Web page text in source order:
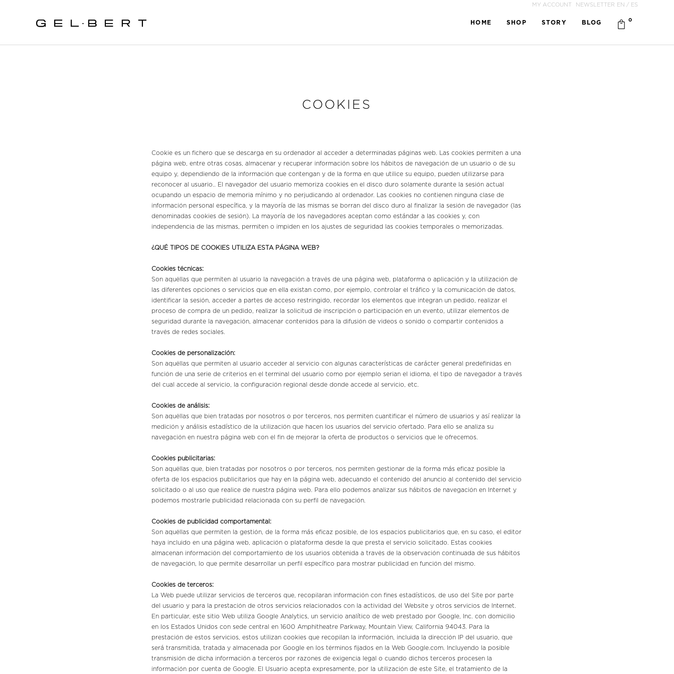
EN / ES
MY ACCOUNT NEWSLETTER
HOME SHOP STORY BLOG 0
COOKIES
Cookie es un fichero que se descarga en su ordenador al acceder a determinadas páginas web. Las cookies permiten a una
página web, entre otras cosas, almacenar y recuperar información sobre los hábitos de navegación de un usuario o de su
equipo y, dependiendo de la información que contengan y de la forma en que utilice su equipo, pueden utilizarse para
reconocer al usuario.. El navegador del usuario memoriza cookies en el disco duro solamente durante la sesión actual
ocupando un espacio de memoria mínimo y no perjudicando al ordenador. Las cookies no contienen ninguna clase de
información personal específica, y la mayoría de las mismas se borran del disco duro al finalizar la sesión de navegador (las
denominadas cookies de sesión). La mayoría de los navegadores aceptan como estándar a las cookies y, con
independencia de las mismas, permiten o impiden en los ajustes de seguridad las cookies temporales o memorizadas.
¿QUÉ TIPOS DE COOKIES UTILIZA ESTA PÁGINA WEB?
Cookies técnicas:
Son aquéllas que permiten al usuario la navegación a través de una página web, plataforma o aplicación y la utilización de
las diferentes opciones o servicios que en ella existan como, por ejemplo, controlar el tráfico y la comunicación de datos,
identificar la sesión, acceder a partes de acceso restringido, recordar los elementos que integran un pedido, realizar el
proceso de compra de un pedido, realizar la solicitud de inscripción o participación en un evento, utilizar elementos de
seguridad durante la navegación, almacenar contenidos para la difusión de videos o sonido o compartir contenidos a
través de redes sociales.
Cookies de personalización:
Son aquéllas que permiten al usuario acceder al servicio con algunas características de carácter general predefinidas en
función de una serie de criterios en el terminal del usuario como por ejemplo serian el idioma, el tipo de navegador a través
del cual accede al servicio, la configuración regional desde donde accede al servicio, etc.
Cookies de análisis:
Son aquéllas que bien tratadas por nosotros o por terceros, nos permiten cuantificar el número de usuarios y así realizar la
medición y análisis estadístico de la utilización que hacen los usuarios del servicio ofertado. Para ello se analiza su
navegación en nuestra página web con el fin de mejorar la oferta de productos o servicios que le ofrecemos.
Cookies publicitarias:
Son aquéllas que, bien tratadas por nosotros o por terceros, nos permiten gestionar de la forma más eficaz posible la
oferta de los espacios publicitarios que hay en la página web, adecuando el contenido del anuncio al contenido del servicio
solicitado o al uso que realice de nuestra página web. Para ello podemos analizar sus hábitos de navegación en Internet y
podemos mostrarle publicidad relacionada con su perfil de navegación.
Cookies de publicidad comportamental:
Son aquéllas que permiten la gestión, de la forma más eficaz posible, de los espacios publicitarios que, en su caso, el editor
haya incluido en una página web, aplicación o plataforma desde la que presta el servicio solicitado. Estas cookies
almacenan información del comportamiento de los usuarios obtenida a través de la observación continuada de sus hábitos
de navegación, lo que permite desarrollar un perfil específico para mostrar publicidad en función del mismo.
Cookies de terceros:
La Web puede utilizar servicios de terceros que, recopilaran información con fines estadísticos, de uso del Site por parte
del usuario y para la prestación de otros servicios relacionados con la actividad del Website y otros servicios de Internet.
En particular, este sitio Web utiliza Google Analytics, un servicio analítico de web prestado por Google, Inc. con domicilio
en los Estados Unidos con sede central en 1600 Amphitheatre Parkway, Mountain View, California 94043. Para la
prestación de estos servicios, estos utilizan cookies que recopilan la información, incluida la dirección IP del usuario, que
será transmitida, tratada y almacenada por Google en los términos fijados en la Web Google.com. Incluyendo la posible
transmisión de dicha información a terceros por razones de exigencia legal o cuando dichos terceros procesen la
información por cuenta de Google. El Usuario acepta expresamente, por la utilización de este Site, el tratamiento de la